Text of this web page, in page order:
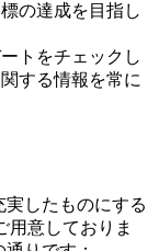
の達成を目指し
トをチェックし
する情報を常に
実したものにする
用意しておりま